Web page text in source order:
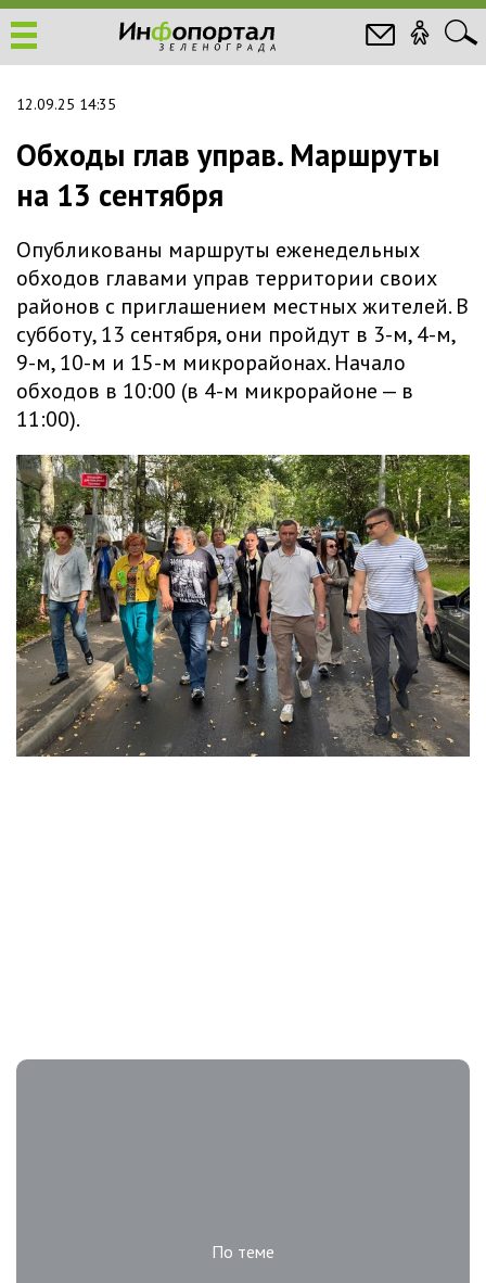
12.09.25 14:35
Обходы глав управ. Маршруты
на 13 сентября
Опубликованы маршруты еженедельных
обходов главами управ территории своих
районов с приглашением местных жителей. В
субботу, 13 сентября, они пройдут в 3-м, 4-м,
9-м, 10-м и 15-м микрорайонах. Начало
обходов в 10:00 (в 4-м микрорайоне — в
11:00).
По теме